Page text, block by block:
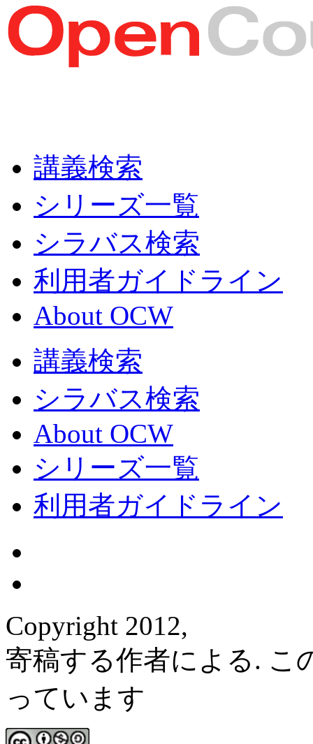
講義検索
シリーズ一覧
シラバス検索
利用者ガイドライン
About OCW
講義検索
シラバス検索
About OCW
シリーズ一覧
利用者ガイドライン
Copyright 2012,
寄稿する作者による. こ
っています